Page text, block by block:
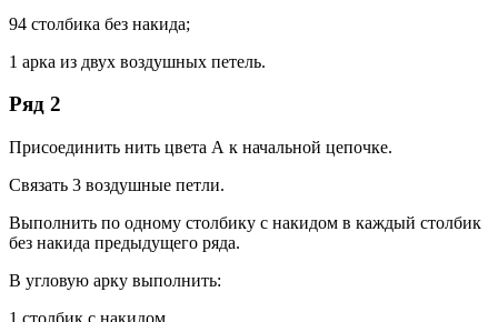
94 столбика без накида;
1 арка из двух воздушных петель.
Ряд 2
Присоединить нить цвета А к начальной цепочке.
Связать 3 воздушные петли.
Выполнить по одному столбику с накидом в каждый столбик
без накида предыдущего ряда.
В угловую арку выполнить:
1 столбик с накидом,